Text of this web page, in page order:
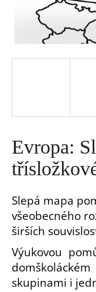
Evropa:
Slepá mapa
všeobecného
širších
Výukovou
skupinami i
t
D
o
p
o
r